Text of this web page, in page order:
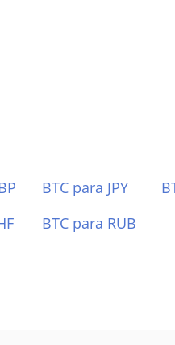
BTC para JPY
BTC para RUB